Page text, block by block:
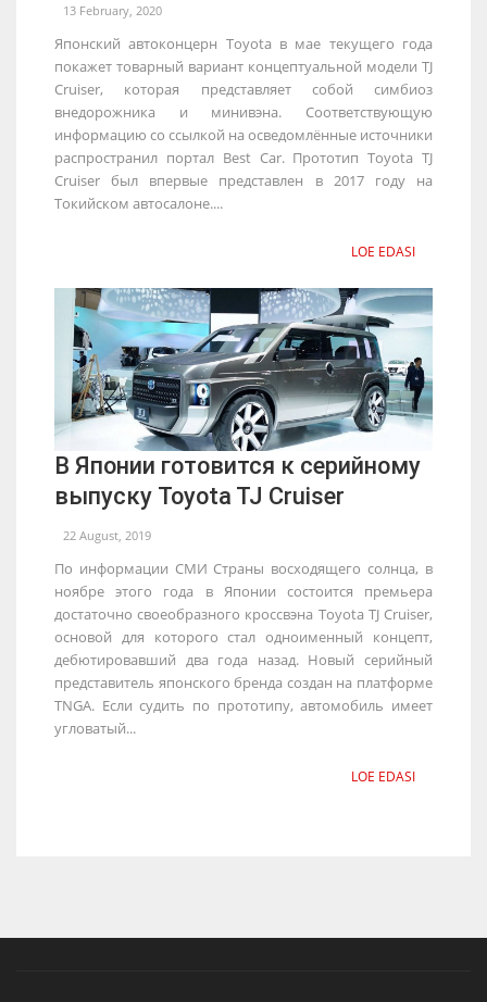
13 February, 2020
Японский автоконцерн Toyota в мае текущего года
покажет товарный вариант концептуальной модели TJ
Cruiser, которая представляет собой симбиоз
внедорожника и минивэна. Соответствующую
информацию со ссылкой на осведомлённые источники
распространил портал Best Car. Прототип Toyota TJ
Cruiser был впервые представлен в 2017 году на
Токийском автосалоне....
LOE EDASI
В Японии готовится к серийному
выпуску Toyota TJ Cruiser
22 August, 2019
По информации СМИ Страны восходящего солнца, в
ноябре этого года в Японии состоится премьера
достаточно своеобразного кроссвэна Toyota TJ Cruiser,
основой для которого стал одноименный концепт,
дебютировавший два года назад. Новый серийный
представитель японского бренда создан на платформе
TNGA. Если судить по прототипу, автомобиль имеет
угловатый...
LOE EDASI